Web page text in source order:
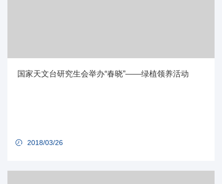
国家天文台研究生会举办“春晓”——绿植领养活动
2018/03/26